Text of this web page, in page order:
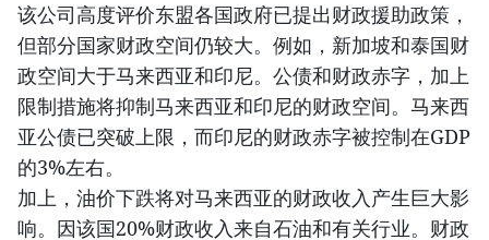
该公司高度评价东盟各国政府已提出财政援助政策，
但部分国家财政空间仍较大。例如，新加坡和泰国财
政空间大于马来西亚和印尼。公债和财政赤字，加上
限制措施将抑制马来西亚和印尼的财政空间。马来西
亚公债已突破上限，而印尼的财政赤字被控制在GDP
的3%左右。
加上，油价下跌将对马来西亚的财政收入产生巨大影
响。因该国20%财政收入来自石油和有关行业。财政